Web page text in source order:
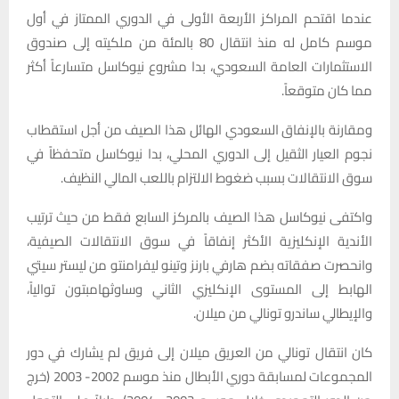
عندما اقتحم المراكز الأربعة الأولى في الدوري الممتاز في أول
موسم كامل له منذ انتقال 80 بالمئة من ملكيته إلى صندوق
الاستثمارات العامة السعودي، بدا مشروع نيوكاسل متسارعاً أكثر
مما كان متوقعاً.
ومقارنة بالإنفاق السعودي الهائل هذا الصيف من أجل استقطاب
نجوم العيار الثقيل إلى الدوري المحلي، بدا نيوكاسل متحفظاً في
سوق الانتقالات بسبب ضغوط الالتزام باللعب المالي النظيف.
واكتفى نيوكاسل هذا الصيف بالمركز السابع فقط من حيث ترتيب
الأندية الإنكليزية الأكثر إنفاقاً في سوق الانتقالات الصيفية،
وانحصرت صفقاته بضم هارفي بارنز وتينو ليفرامنتو من ليستر سيتي
الهابط إلى المستوى الإنكليزي الثاني وساوثهامبتون توالياً،
والإيطالي ساندرو تونالي من ميلان.
كان انتقال تونالي من العريق ميلان إلى فريق لم يشارك في دور
المجموعات لمسابقة دوري الأبطال منذ موسم 2002- 2003 (خرج